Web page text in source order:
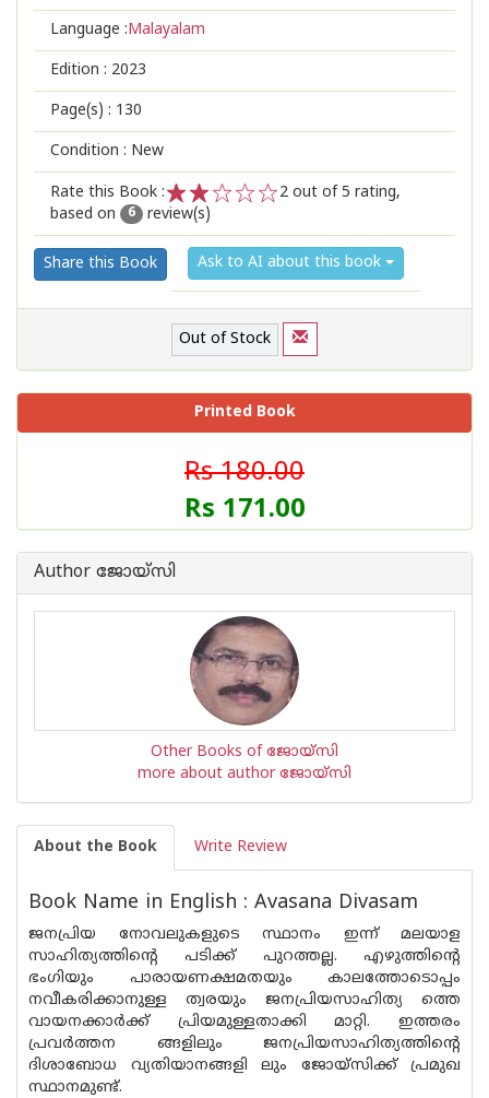
Language :Malayalam
Edition : 2023
Page(s) : 130
Condition : New
Rate this Book :
2
1
2 out of 5 rating,
based on
6 review(s)
Share this Book Ask to AI about this book
Out of Stock
Printed Book
Rs 180.00
Rs 171.00
Author ജോയ്‌സി
Other Books of ജോയ്‌സി
more about author ജോയ്‌സി
About the Book Write Review
Book Name in English : Avasana Divasam
ജനപ്രിയ നോവലുകളുടെ സ്ഥാനം ഇന്ന് മലയാള
സാഹിത്യത്തിൻ്റെ പടിക്ക് പുറത്തല്ല. എഴുത്തിൻ്റെ
ഭംഗിയും പാരായണക്ഷമതയും കാലത്തോടൊപ്പം
നവീകരിക്കാനുള്ള ത്വരയും ജനപ്രിയസാഹിത്യ ത്തെ
വായനക്കാർക്ക് പ്രിയമുള്ളതാക്കി മാറ്റി. ഇത്തരം
പ്രവർത്തന ങ്ങളിലും ജനപ്രിയസാഹിത്യത്തിൻ്റെ
ദിശാബോധ വ്യതിയാനങ്ങളി ലും ജോയ്‌സിക്ക് പ്രമുഖ
സ്ഥാനമുണ്ട്.